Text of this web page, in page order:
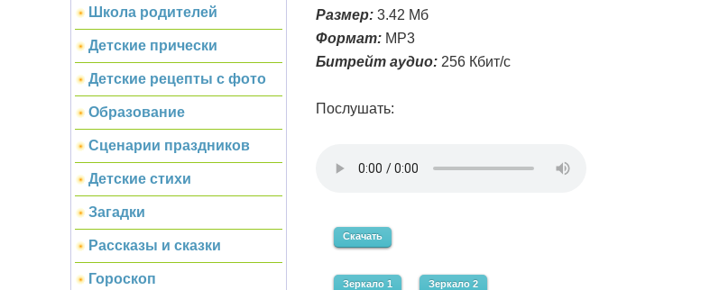
Школа родителей
Детские прически
Детские рецепты с фото
Образование
Сценарии праздников
Детские стихи
Загадки
Рассказы и сказки
Гороскоп
Размер:3.42 Мб
Формат:MP3
Битрейт аудио:256 Кбит/с
Послушать:
Скачать
Зеркало 1 Зеркало 2